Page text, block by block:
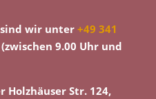
sind wir unter +49 341
9.00 Uhr und
Holzhäuser Str. 124,